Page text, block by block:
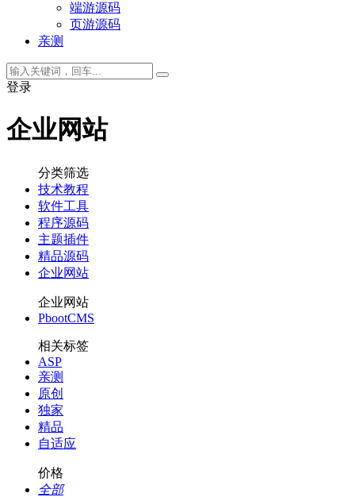
端游源码
页游源码
亲测
登录
企业网站
分类筛选
技术教程
软件工具
程序源码
主题插件
精品源码
企业网站
企业网站
PbootCMS
相关标签
ASP
亲测
原创
独家
精品
自适应
价格
全部